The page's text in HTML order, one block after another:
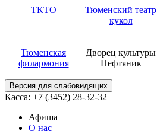
ТКТО
Тюменский театр
кукол
Тюменская
филармония
Дворец культуры
Нефтяник
Версия для слабовидящих
Касса: +7 (3452) 28-32-32
Афиша
О нас